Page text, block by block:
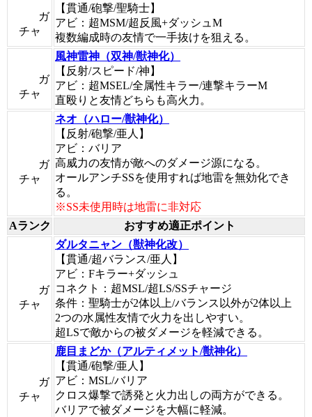
ガ
チャ
【貫通/砲撃/聖騎士】
アビ：超MSM/超反風+ダッシュM
複数編成時の友情で一手抜けを狙える。
ガ
チャ
風神雷神（双神/獣神化）
【反射/スピード/神】
アビ：超MSEL/全属性キラー/連撃キラーM
直殴りと友情どちらも高火力。
ガ
チャ
ネオ（ハロー/獣神化）
【反射/砲撃/亜人】
アビ：バリア
高威力の友情が敵へのダメージ源になる。
オールアンチSSを使用すれば地雷を無効化でき
る。
※SS未使用時は地雷に非対応
Aランク
おすすめ適正ポイント
ガ
チャ
ダルタニャン（獣神化改）
【貫通/超バランス/亜人】
アビ：Fキラー+ダッシュ
コネクト：超MSL/超LS/SSチャージ
条件：聖騎士が2体以上/バランス以外が2体以上
2つの水属性友情で火力を出しやすい。
超LSで敵からの被ダメージを軽減できる。
ガ
チャ
鹿目まどか（アルティメット/獣神化）
【貫通/砲撃/亜人】
アビ：MSL/バリア
クロス爆撃で誘発と火力出しの両方ができる。
バリアで被ダメージを大幅に軽減。